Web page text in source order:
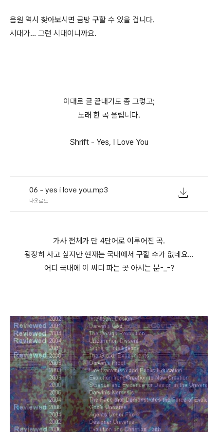
음원 역시 찾아보시면 금방 구할 수 있을 겁니다.
시대가... 그런 시대이니까요.
이대로 글 끝내기도 좀 그렇고;
노래 한 곡 올립니다.
Shrift - Yes, I Love You
06 - yes i love you.mp3
다운로드
가사 전체가 단 4단어로 이루어진 곡.
굉장히 사고 싶지만 현재는 국내에서 구할 수가 없네요...
어디 국내에 이 씨디 파는 곳 아시는 분-_-?